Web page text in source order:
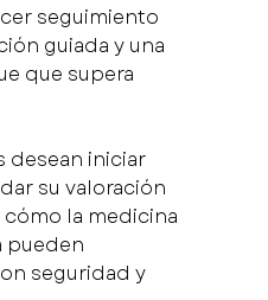
seguimiento
guiada y una
que supera
desean iniciar
su valoración
la medicina
pueden
seguridad y